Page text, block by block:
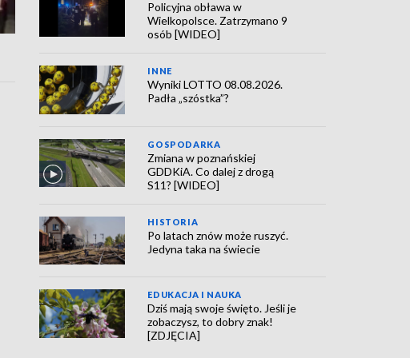
Policyjna obława w
Wielkopolsce. Zatrzymano 9
osób [WIDEO]
INNE
Wyniki LOTTO 08.08.2026.
Padła „szóstka”?
GOSPODARKA
Zmiana w poznańskiej
GDDKiA. Co dalej z drogą
S11? [WIDEO]
HISTORIA
Po latach znów może ruszyć.
Jedyna taka na świecie
EDUKACJA I NAUKA
Dziś mają swoje święto. Jeśli je
zobaczysz, to dobry znak!
[ZDJĘCIA]